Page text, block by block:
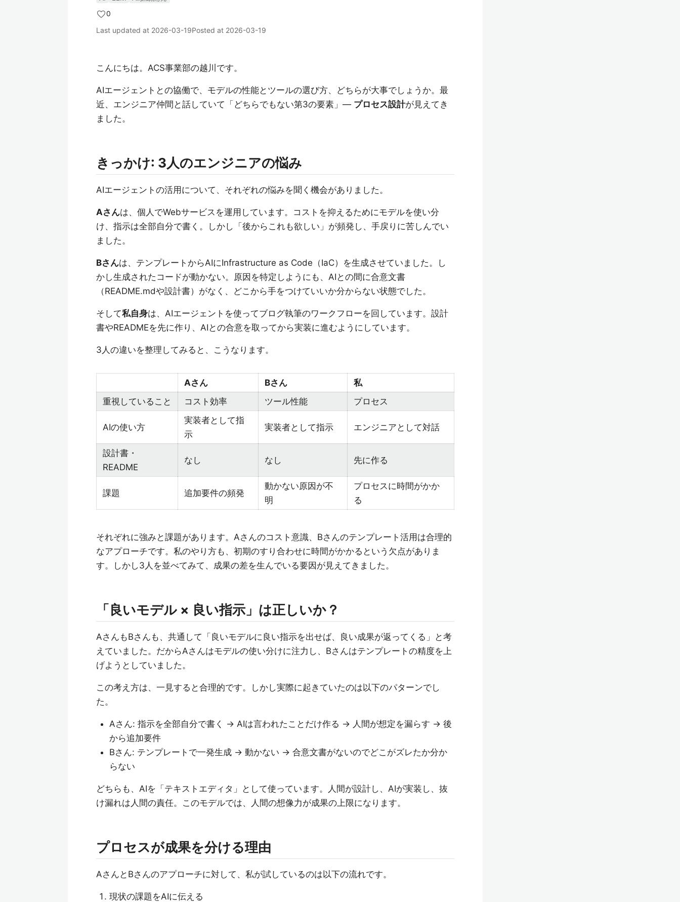
0
Last updated at 2026-03-19Posted at 2026-03-19
こんにちは。ACS事業部の越川です。
AIエージェントとの協働で、モデルの性能とツールの選び方、どちらが大事でしょうか。最
近、エンジニア仲間と話していて「どちらでもない第3の要素」— プロセス設計が見えてき
ました。
きっかけ: 3人のエンジニアの悩み
AIエージェントの活用について、それぞれの悩みを聞く機会がありました。
Aさんは、個人でWebサービスを運用しています。コストを抑えるためにモデルを使い分
け、指示は全部自分で書く。しかし「後からこれも欲しい」が頻発し、手戻りに苦しんでい
ました。
Bさんは、テンプレートからAIにInfrastructure as Code（IaC）を生成させていました。し
かし生成されたコードが動かない。原因を特定しようにも、AIとの間に合意文書
（README.mdや設計書）がなく、どこから手をつけていいか分からない状態でした。
そして私自身は、AIエージェントを使ってブログ執筆のワークフローを回しています。設計
書やREADMEを先に作り、AIとの合意を取ってから実装に進むようにしています。
3人の違いを整理してみると、こうなります。
Aさん Bさん
私
重視していること
コスト効率 ツール性能 プロセス
AIの使い方
実装者として指
示
実装者として指示 エンジニアとして対話
設計書・
README
なし なし 先に作る
課題 追加要件の頻発
動かない原因が不
明
プロセスに時間がかか
る
それぞれに強みと課題があります。Aさんのコスト意識、Bさんのテンプレート活用は合理的
なアプローチです。私のやり方も、初期のすり合わせに時間がかかるという欠点がありま
す。しかし3人を並べてみて、成果の差を生んでいる要因が見えてきました。
「良いモデル × 良い指示」は正しいか？
AさんもBさんも、共通して「良いモデルに良い指示を出せば、良い成果が返ってくる」と考
えていました。だからAさんはモデルの使い分けに注力し、Bさんはテンプレートの精度を上
げようとしていました。
この考え方は、一見すると合理的です。しかし実際に起きていたのは以下のパターンでし
た。
Aさん: 指示を全部自分で書く → AIは言われたことだけ作る → 人間が想定を漏らす → 後
から追加要件
Bさん: テンプレートで一発生成 → 動かない → 合意文書がないのでどこがズレたか分か
らない
どちらも、AIを「テキストエディタ」として使っています。人間が設計し、AIが実装し、抜
け漏れは人間の責任。このモデルでは、人間の想像力が成果の上限になります。
プロセスが成果を分ける理由
AさんとBさんのアプローチに対して、私が試しているのは以下の流れです。
現状の課題をAIに伝える